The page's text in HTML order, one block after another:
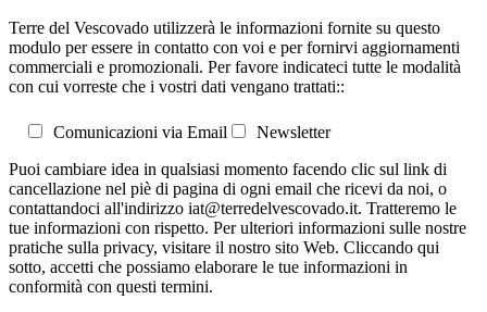
Terre del Vescovado utilizzerà le informazioni fornite su questo
modulo per essere in contatto con voi e per fornirvi aggiornamenti
commerciali e promozionali. Per favore indicateci tutte le modalità
con cui vorreste che i vostri dati vengano trattati::
Comunicazioni via Email
Newsletter
Puoi cambiare idea in qualsiasi momento facendo clic sul link di
cancellazione nel piè di pagina di ogni email che ricevi da noi, o
contattandoci all'indirizzo iat@terredelvescovado.it. Tratteremo le
tue informazioni con rispetto. Per ulteriori informazioni sulle nostre
pratiche sulla privacy, visitare il nostro sito Web. Cliccando qui
sotto, accetti che possiamo elaborare le tue informazioni in
conformità con questi termini.